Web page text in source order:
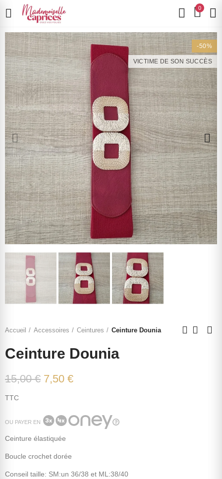
0
-50%
VICTIME DE SON SUCCÈS
Accueil Accessoires Ceintures Ceinture Dounia
Ceinture Dounia
15,00 € 7,50 €
TTC
OU PAYER EN
Ceinture élastiquée
Boucle crochet dorée
Conseil taille: SM:un 36/38 et ML:38/40